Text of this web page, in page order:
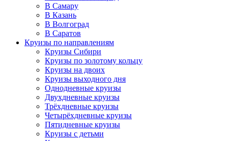
В Самару
В Казань
В Волгоград
В Саратов
Круизы по направлениям
Круизы Сибири
Круизы по золотому кольцу
Круизы на двоих
Круизы выходного дня
Однодневные круизы
Двухдневные круизы
Трёхдневные круизы
Четырёхдневные круизы
Пятидневные круизы
Круизы с детьми